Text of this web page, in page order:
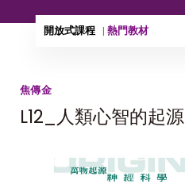
開放式課程 熱門教材
焦傳金
L12_人類心智的起源